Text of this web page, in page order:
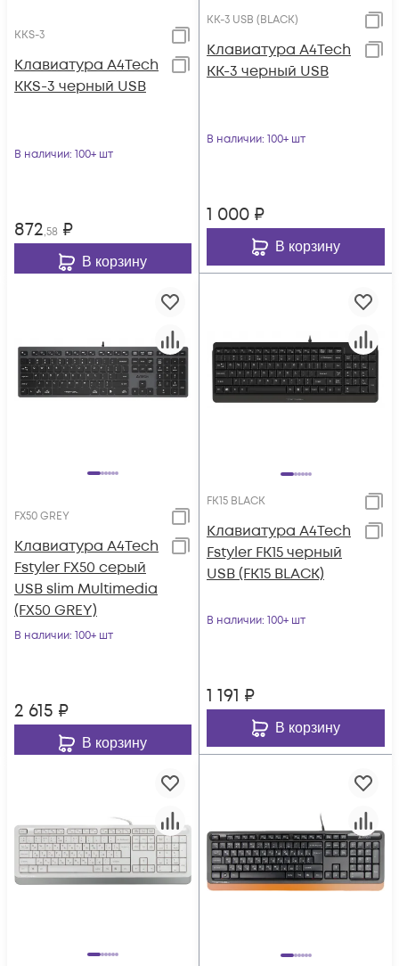
KKS-3
Клавиатура A4Tech
KKS-3 черный USB
В наличии: 100+ шт
872,58 ₽
В корзину
KK-3 USB (BLACK)
Клавиатура A4Tech
KK-3 черный USB
В наличии: 100+ шт
1 000 ₽
В корзину
FX50 GREY
Клавиатура A4Tech
Fstyler FX50 серый
USB slim Multimedia
(FX50 GREY)
В наличии: 100+ шт
2 615 ₽
В корзину
FK15 BLACK
Клавиатура A4Tech
Fstyler FK15 черный
USB (FK15 BLACK)
В наличии: 100+ шт
1 191 ₽
В корзину